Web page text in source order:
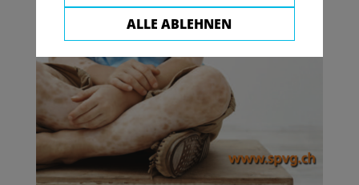
ALLE ABLEHNEN